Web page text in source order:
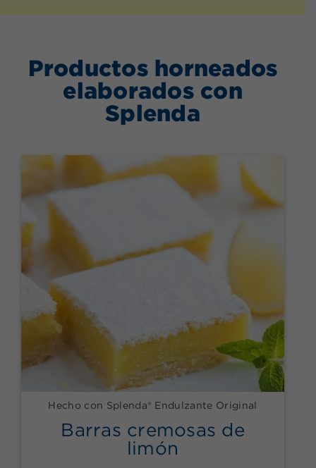
Productos horneados
elaborados con
Splenda
Hecho con Splenda® Endulzante Original
Barras cremosas de
limón